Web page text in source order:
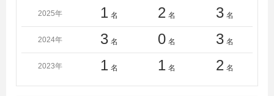
2025年 1 名 2 名 3 名
2024年 3 名 0 名 3 名
2023年 1 名 1 名 2 名